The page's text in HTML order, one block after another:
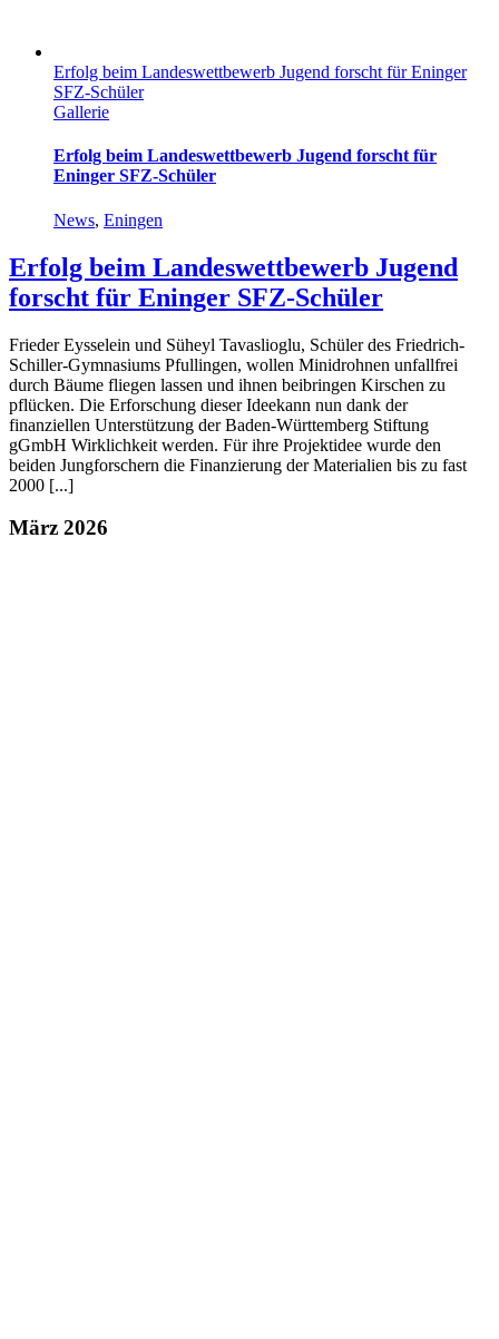
Erfolg beim Landeswettbewerb Jugend forscht für Eninger
SFZ-Schüler
Gallerie
Erfolg beim Landeswettbewerb Jugend forscht für
Eninger SFZ-Schüler
News, Eningen
Erfolg beim Landeswettbewerb Jugend
forscht für Eninger SFZ-Schüler
Frieder Eysselein und Süheyl Tavaslioglu, Schüler des Friedrich-
Schiller-Gymnasiums Pfullingen, wollen Minidrohnen unfallfrei
durch Bäume fliegen lassen und ihnen beibringen Kirschen zu
pflücken. Die Erforschung dieser Ideekann nun dank der
finanziellen Unterstützung der Baden-Württemberg Stiftung
gGmbH Wirklichkeit werden. Für ihre Projektidee wurde den
beiden Jungforschern die Finanzierung der Materialien bis zu fast
2000 [...]
März 2026